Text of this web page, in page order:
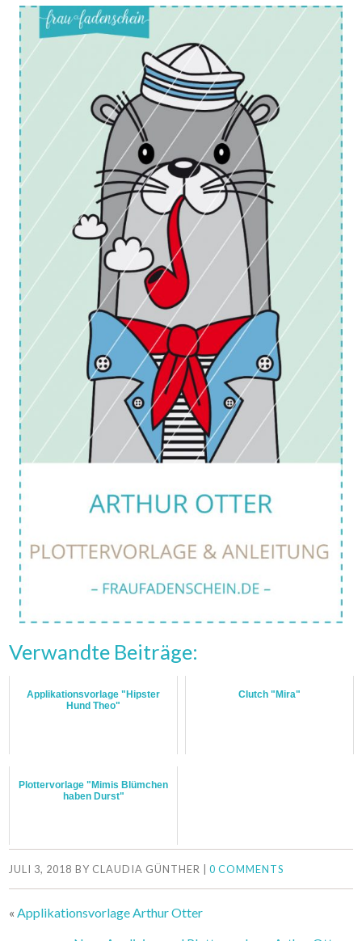
Verwandte Beiträge:
Applikationsvorlage "Hipster
Hund Theo"
Clutch "Mira"
Plottervorlage "Mimis Blümchen
haben Durst"
JULI 3, 2018 BY CLAUDIA GÜNTHER |0 COMMENTS
«Applikationsvorlage Arthur Otter